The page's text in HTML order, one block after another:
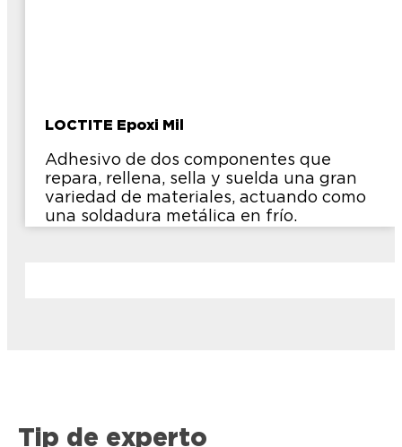
LOCTITE Epoxi Mil
Adhesivo de dos componentes que
repara, rellena, sella y suelda una gran
variedad de materiales, actuando como
una soldadura metálica en frío.
Tip de experto